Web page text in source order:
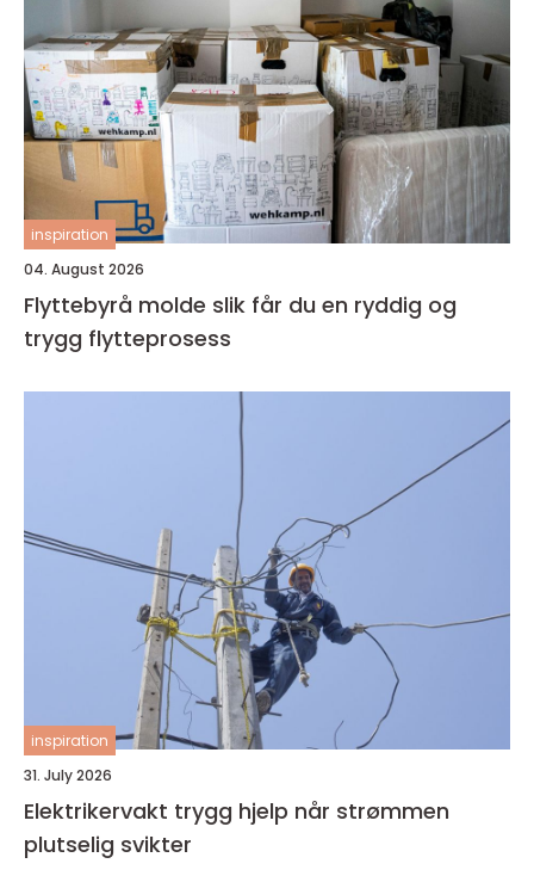
inspiration
04. August 2026
Flyttebyrå molde slik får du en ryddig og
trygg flytteprosess
inspiration
31. July 2026
Elektrikervakt trygg hjelp når strømmen
plutselig svikter